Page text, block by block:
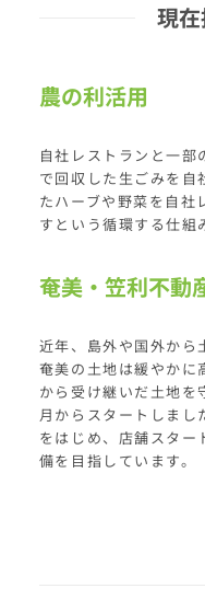
現
農の利活用
自社レストランと一部
で回収した生ごみを自
たハーブや野菜を自社
すという循環する仕組
奄美・笠利不動
近年、島外や国外から
奄美の土地は緩やかに
から受け継いだ土地
月からスタートしまし
をはじめ、店舗スター
備を目指しています。